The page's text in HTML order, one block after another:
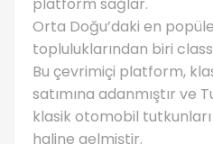
Orta Doğu’daki en
topluluklarından biri
Bu çevrimiçi platform,
satımına adanmıştır ve
klasik otomobil
haline gelmiştir.